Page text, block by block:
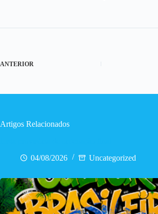
ANTERIOR
Artigos Relacionados
04/08/2026
Uncategorized